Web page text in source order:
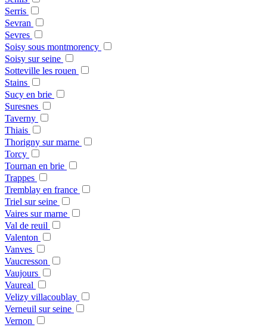
Serris
Sevran
Sevres
Soisy sous montmorency
Soisy sur seine
Sotteville les rouen
Stains
Sucy en brie
Suresnes
Taverny
Thiais
Thorigny sur marne
Torcy
Tournan en brie
Trappes
Tremblay en france
Triel sur seine
Vaires sur marne
Val de reuil
Valenton
Vanves
Vaucresson
Vaujours
Vaureal
Velizy villacoublay
Verneuil sur seine
Vernon